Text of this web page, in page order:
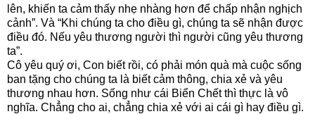
lên, khiến ta cảm thấy nhẹ nhàng hơn để chấp nhận nghịch
cảnh”. Và “Khi chúng ta cho điều gì, chúng ta sẽ nhận được
điều đó. Nếu yêu thương người thì người cũng yêu thương
ta”.
Cô yêu quý ơi, Con biết rồi, có phải món quà mà cuộc sống
ban tặng cho chúng ta là biết cảm thông, chia xẻ và yêu
thương nhau hơn. Sống như cái Biển Chết thì thực là vô
nghĩa. Chẳng cho ai, chẳng chia xẻ với ai cái gì hay điều gì.